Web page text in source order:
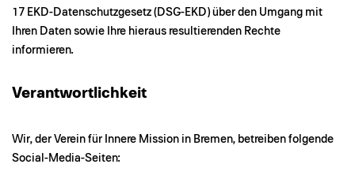
17 EKD-Datenschutzgesetz (DSG-EKD) über den Umgang mit
Ihren Daten sowie Ihre hieraus resultierenden Rechte
informieren.
Verantwortlichkeit
Wir, der Verein für Innere Mission in Bremen, betreiben folgende
Social-Media-Seiten: